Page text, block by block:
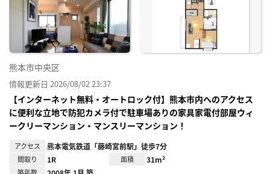
熊本市中央区
情報更新日 2026/08/02 23:37
【インターネット無料・オートロック付】熊本市内へのアクセス
に便利な立地で防犯カメラ付で駐車場ありの家具家電付部屋ウィ
ークリーマンション・マンスリーマンション！
アクセス 熊本電気鉄道「藤崎宮前駅」徒歩7分
間取り 1R 面積 31m²
築年数